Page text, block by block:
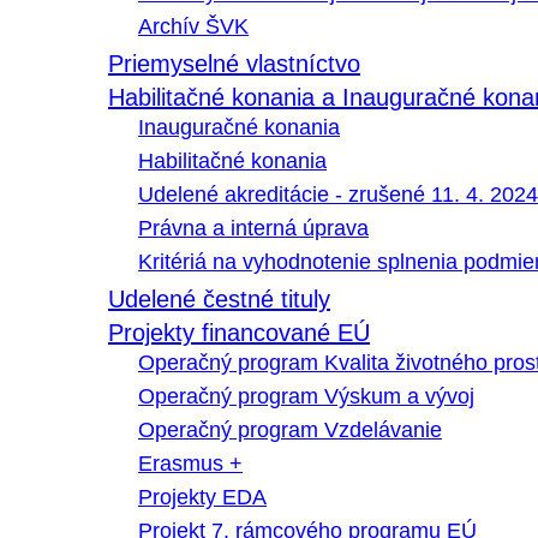
Archív ŠVK
Priemyselné vlastníctvo
Habilitačné konania a Inauguračné
Inauguračné konania
Habilitačné konania
Udelené akreditácie - zrušené 11. 4. 2024
Právna a interná úprava
Kritériá na vyhodnotenie splnenia
Udelené čestné tituly
Projekty financované EÚ
Operačný program Kvalita životného
Operačný program Výskum a vývoj
Operačný program Vzdelávanie
Erasmus +
Projekty EDA
Projekt 7. rámcového programu EÚ